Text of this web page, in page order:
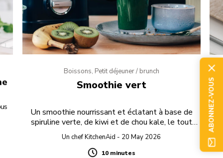
Boissons, Petit déjeuner / brunch
Smoothie vert
Un smoothie nourrissant et éclatant à base de
spiruline verte, de kiwi et de chou kale, le tout
recouvert de granola.
Un chef KitchenAid - 20 May 2026
10 minutes
ABONNEZ-VOUS